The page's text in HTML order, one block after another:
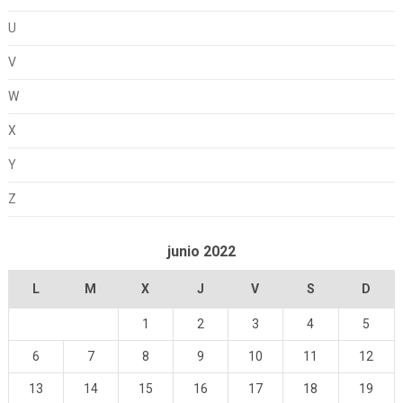
U
V
W
X
Y
Z
junio 2022
L M X J V S D
1 2 3 4 5
6 7 8 9 10 11 12
13 14 15 16 17 18 19